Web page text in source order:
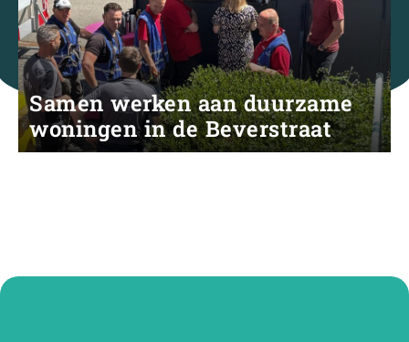
Samen werken aan duurzame
woningen in de Beverstraat